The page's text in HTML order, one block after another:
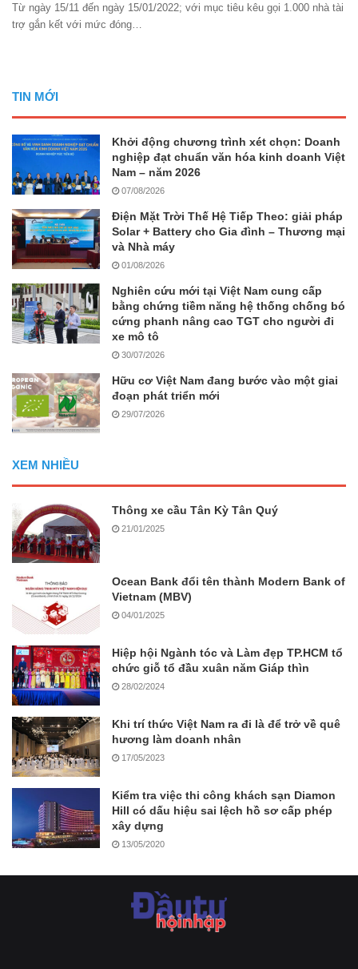
Từ ngày 15/11 đến ngày 15/01/2022; với mục tiêu kêu gọi 1.000 nhà tài
trợ gắn kết với mức đóng…
TIN MỚI
Khởi động chương trình xét chọn: Doanh
nghiệp đạt chuẩn văn hóa kinh doanh Việt
Nam – năm 2026
07/08/2026
Điện Mặt Trời Thế Hệ Tiếp Theo: giải pháp
Solar + Battery cho Gia đình – Thương mại
và Nhà máy
01/08/2026
Nghiên cứu mới tại Việt Nam cung cấp
bằng chứng tiềm năng hệ thống chống bó
cứng phanh nâng cao TGT cho người đi
xe mô tô
30/07/2026
Hữu cơ Việt Nam đang bước vào một giai
đoạn phát triển mới
29/07/2026
XEM NHIỀU
Thông xe cầu Tân Kỳ Tân Quý
21/01/2025
Ocean Bank đổi tên thành Modern Bank of
Vietnam (MBV)
04/01/2025
Hiệp hội Ngành tóc và Làm đẹp TP.HCM tổ
chức giỗ tổ đầu xuân năm Giáp thìn
28/02/2024
Khi trí thức Việt Nam ra đi là để trở về quê
hương làm doanh nhân
17/05/2023
Kiểm tra việc thi công khách sạn Diamon
Hill có dấu hiệu sai lệch hồ sơ cấp phép
xây dựng
13/05/2020